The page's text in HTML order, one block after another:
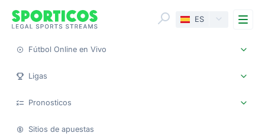
ES
Fútbol Online en Vivo
Ligas
Pronosticos
Sitios de apuestas